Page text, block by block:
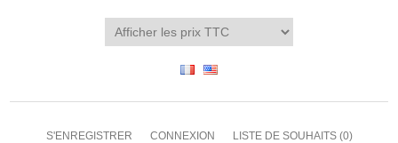
S'ENREGISTRER CONNEXION LISTE DE SOUHAITS (0)